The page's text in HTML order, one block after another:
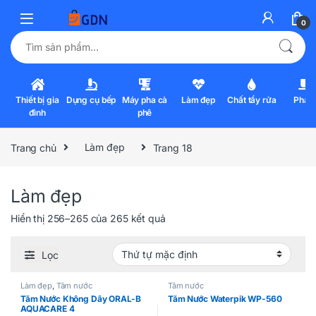
0
Tìm kiếm:
Thiết bị gia
đình
Dụng cụ bếp Máy pha cà
phê
Làm đẹp Chất tẩy rửa Pha
Trang chủ Làm đẹp Trang 18
Làm đẹp
Hiển thị 256–265 của 265 kết quả
Lọc
Làm đẹp, Tăm nước
Tăm Nước Không Dây ORAL-B
AQUACARE 4
Tăm nước
Tăm Nước Waterpik WP-560